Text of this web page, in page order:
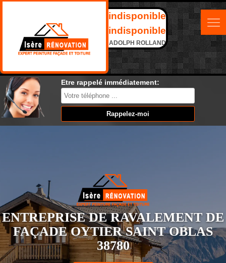
indisponible
indisponible
ADOLPH ROLLAND
Etre rappelé immédiatement:
ENTREPRISE DE RAVALEMENT DE
FAÇADE OYTIER SAINT OBLAS
38780